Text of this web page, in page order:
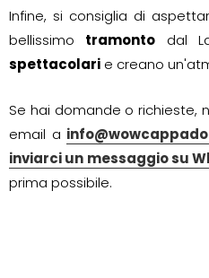
Infine, si consiglia di
bellissimo tramonto dal
spettacolari e creano
Se hai domande o richieste,
email a
inviarci un messaggio su
prima possibile.